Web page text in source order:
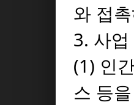
와 접
3. 사업
(1) 인
스 등